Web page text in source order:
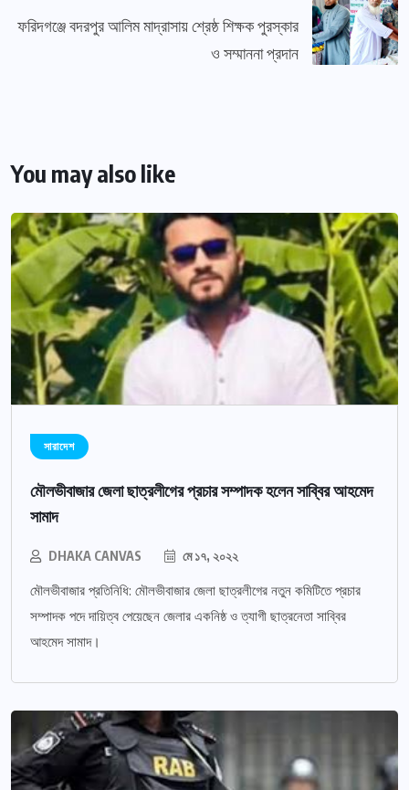
ফরিদগঞ্জে বদরপুর আলিম মাদ্রাসায় শ্রেষ্ঠ শিক্ষক পুরস্কার
ও সম্মাননা প্রদান
You may also like
সারাদেশ
মৌলভীবাজার জেলা ছাত্রলীগের প্রচার সম্পাদক হলেন সাব্বির আহমেদ
সামাদ
DHAKA CANVAS মে ১৭, ২০২২
মৌলভীবাজার প্রতিনিধি: মৌলভীবাজার জেলা ছাত্রলীগের নতুন কমিটিতে প্রচার
সম্পাদক পদে দায়িত্ব পেয়েছেন জেলার একনিষ্ঠ ও ত্যাগী ছাত্রনেতা সাব্বির
আহমেদ সামাদ।